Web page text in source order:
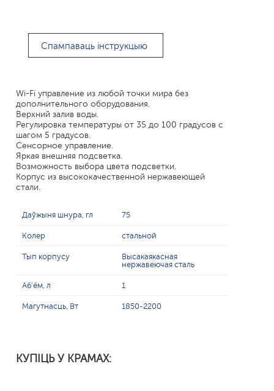
Спампаваць інструкцыю
Wi-Fi управление из любой точки мира без
дополнительного оборудования.
Верхний залив воды.
Регулировка температуры от 35 до 100 градусов с
шагом 5 градусов.
Сенсорное управление.
Яркая внешняя подсветка.
Возможность выбора цвета подсветки.
Корпус из высококачественной нержавеющей
стали.
Даўжыня шнура, гл 75
Колер стальной
Тып корпусу
Высакаякасная
нержавеючая сталь
Аб'ём, л 1
Магутнасць, Вт 1850-2200
КУПІЦЬ У КРАМАХ: